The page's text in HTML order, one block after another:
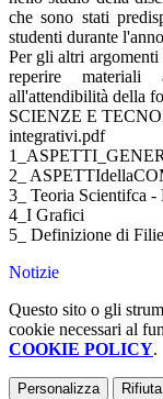
che sono stati
studenti durante
Per gli altri argomenti
reperire materiali
all'attendibilità della
SCIENZE E
integrativi.pdf
2_
3_ Teoria Scientifca
4_I Grafici
5_ Definizione di
Notizie
Questo sito o gli
cookie necessari al
COOKIE POLICY.
Personalizza